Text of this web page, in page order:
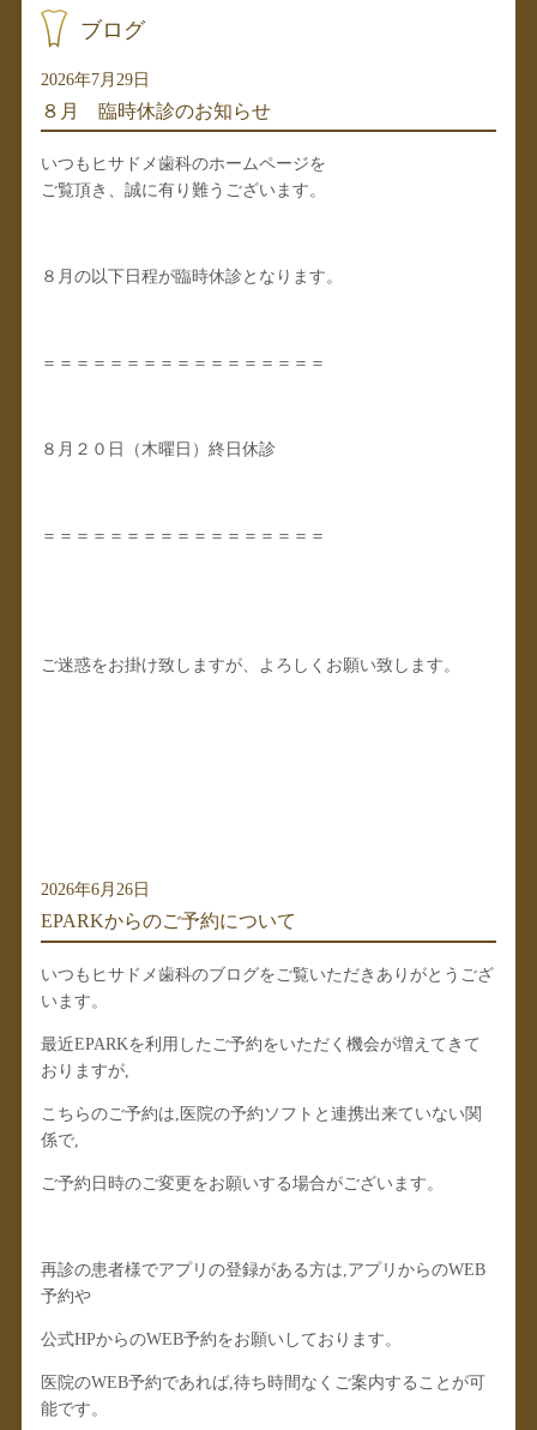
ブログ
2026年7月29日
８月 臨時休診のお知らせ
いつもヒサドメ歯科のホームページを
ご覧頂き、誠に有り難うございます。
８月の以下日程が臨時休診となります。
＝＝＝＝＝＝＝＝＝＝＝＝＝＝＝＝＝
８月２０日（木曜日）終日休診
＝＝＝＝＝＝＝＝＝＝＝＝＝＝＝＝＝
ご迷惑をお掛け致しますが、よろしくお願い致します。
2026年6月26日
EPARKからのご予約について
いつもヒサドメ歯科のブログをご覧いただきありがとうござ
います。
最近EPARKを利用したご予約をいただく機会が増えてきて
おりますが,
こちらのご予約は,医院の予約ソフトと連携出来ていない関
係で,
ご予約日時のご変更をお願いする場合がございます。
再診の患者様でアプリの登録がある方は,アプリからのWEB
予約や
公式HPからのWEB予約をお願いしております。
医院のWEB予約であれば,待ち時間なくご案内することが可
能です。